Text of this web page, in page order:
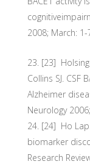
2008; March: 1-
[23]
Collins SJ. CSF
Alzheimer
Neurology
[24] Ho
biomarker
Research